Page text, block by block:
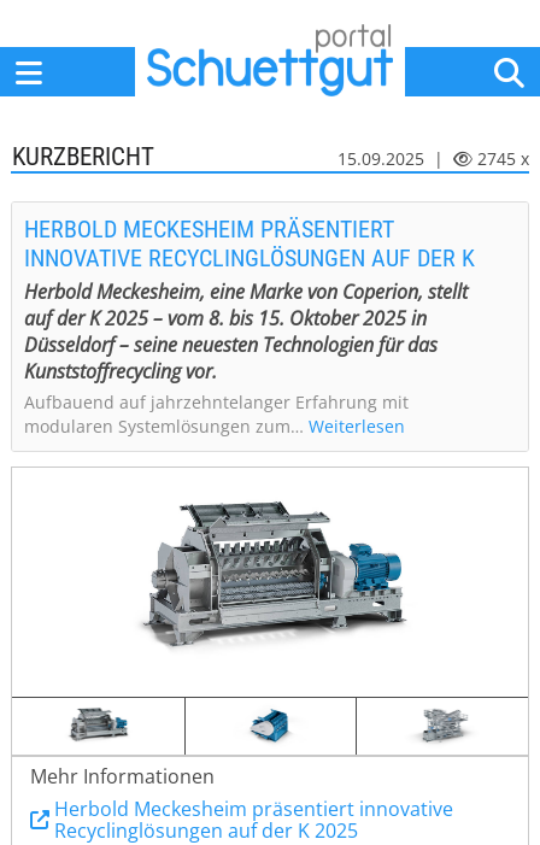
KURZBERICHT 15.09.2025 | 2745 x
HERBOLD MECKESHEIM PRÄSENTIERT
INNOVATIVE RECYCLINGLÖSUNGEN AUF DER K
Herbold Meckesheim, eine Marke von Coperion, stellt
auf der K 2025 – vom 8. bis 15. Oktober 2025 in
Düsseldorf – seine neuesten Technologien für das
Kunststoffrecycling vor.
Aufbauend auf jahrzehntelanger Erfahrung mit
modularen Systemlösungen zum… Weiterlesen
Mehr Informationen
Herbold Meckesheim präsentiert innovative
Recyclinglösungen auf der K 2025